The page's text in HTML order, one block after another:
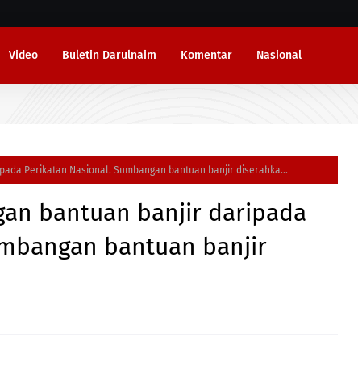
Video Buletin Darulnaim Komentar Nasional
Perikatan Nasional. Sumbangan bantuan banjir diserahka...
bantuan banjir daripada
bantuan banjir